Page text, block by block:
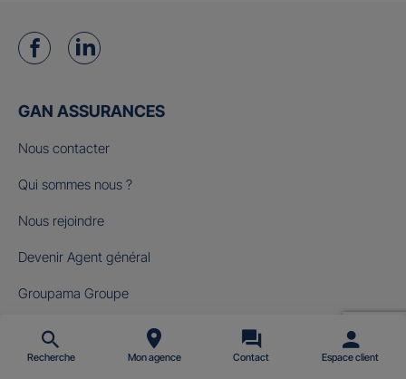
Recherche Mon agence Contact Espace client
GAN ASSURANCES
Nous contacter
Qui sommes nous ?
Nous rejoindre
Devenir Agent général
Groupama Groupe
Fondation Gan pour le Cinéma
NOS OFFRES